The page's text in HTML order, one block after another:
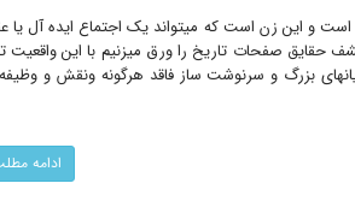
و این زن است که میتواند یک اجتماع ایده آل یا
حقایق صفحات تاریخ را ورق میزنیم با این واقعیت
بزرگ و سرنوشت ساز فاقد هرگونه ونقش و
ادامه